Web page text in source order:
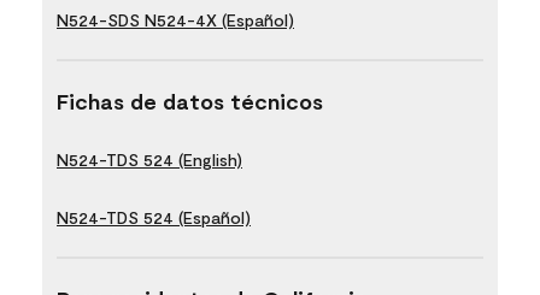
N524-SDS N524-4X (Español)
Fichas de datos técnicos
N524-TDS 524 (English)
N524-TDS 524 (Español)